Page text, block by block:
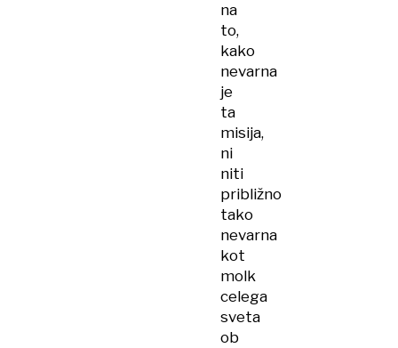
na
to,
kako
nevarna
je
ta
misija,
ni
niti
približno
tako
nevarna
kot
molk
celega
sveta
ob